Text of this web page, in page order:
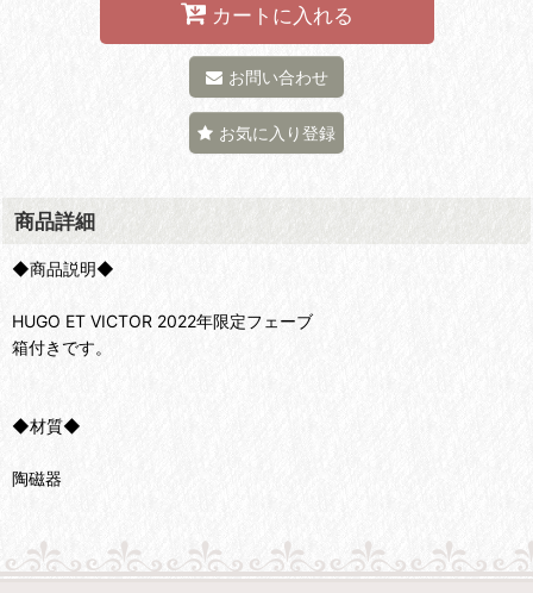
カートに入れる
お問い合わせ
お気に入り登録
商品詳細
◆商品説明◆
HUGO ET VICTOR 2022年限定フェーブ
箱付きです。
◆材質◆
陶磁器